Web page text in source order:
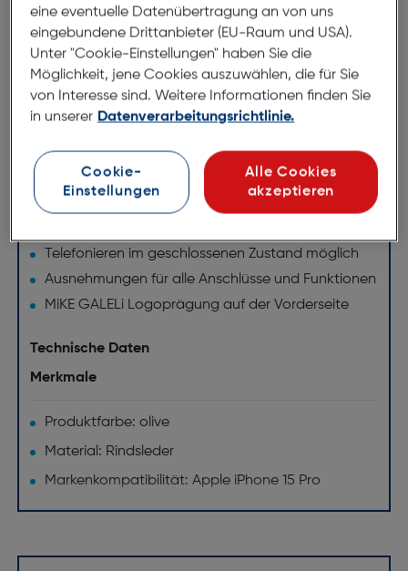
Book Case MARC
Handgefertigtes Case aus hochwertigem
Rindsleder
Perfekte Passgenauigkeit durch integrierte
Hartschale
Praktisches und funktionales Design
Aufstellfunktion
Magnetverschluss
Telefonieren im geschlossenen Zustand möglich
Ausnehmungen für alle Anschlüsse und Funktionen
MiKE GALELi Logoprägung auf der Vorderseite
Technische Daten
Merkmale
Produktfarbe: olive
Material: Rindsleder
Markenkompatibilität: Apple iPhone 15 Pro
eine eventuelle Datenübertragung an von uns
eingebundene Drittanbieter (EU-Raum und USA).
Unter "Cookie-Einstellungen" haben Sie die
Möglichkeit, jene Cookies auszuwählen, die für Sie
von Interesse sind. Weitere Informationen finden Sie
in unserer Datenverarbeitungsrichtlinie.
Cookie-
Einstellungen
Alle Cookies
akzeptieren